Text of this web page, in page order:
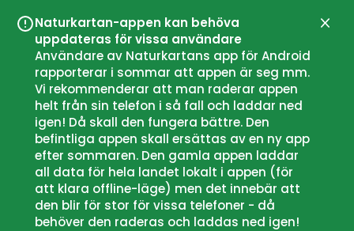
Naturkartan-appen kan behöva
uppdateras för vissa användare
Användare av Naturkartans app för Android
rapporterar i sommar att appen är seg mm.
Vi rekommenderar att man raderar appen
helt från sin telefon i så fall och laddar ned
igen! Då skall den fungera bättre. Den
befintliga appen skall ersättas av en ny app
efter sommaren. Den gamla appen laddar
all data för hela landet lokalt i appen (för
att klara offline-läge) men det innebär att
den blir för stor för vissa telefoner - då
behöver den raderas och laddas ned igen!